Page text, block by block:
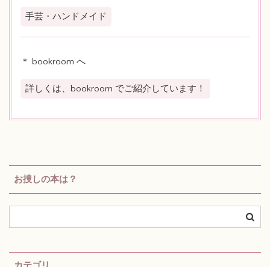
手芸・ハンドメイド
＊ bookroom へ
詳しくは、bookroom でご紹介しています！
お捜しの本は？